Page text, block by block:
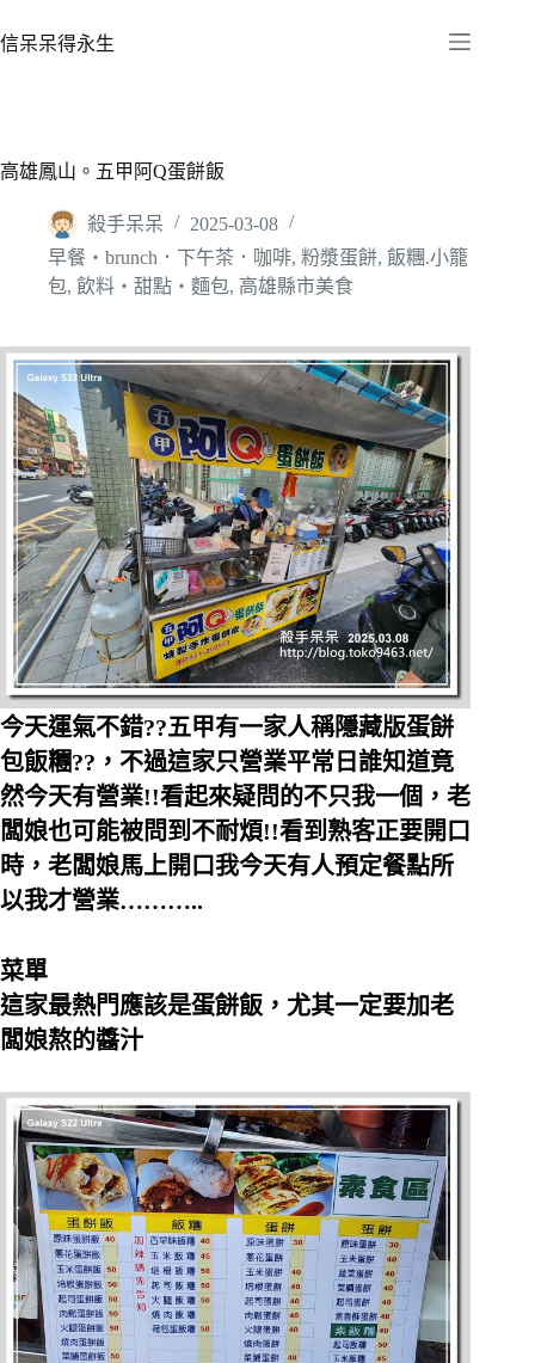
至
容
信呆呆得永生
高雄鳳山。五甲阿Q蛋餅飯
殺手呆呆
2025-03-08
早餐‧brunch．下午茶．咖啡, 粉漿蛋餅, 飯糰.小籠
包, 飲料‧甜點‧麵包, 高雄縣市美食
今天運氣不錯??五甲有一家人稱隱藏版蛋餅
包飯糰??，不過這家只營業平常日誰知道竟
然今天有營業!!看起來疑問的不只我一個，老
闆娘也可能被問到不耐煩!!看到熟客正要開口
時，老闆娘馬上開口我今天有人預定餐點所
以我才營業………..
菜單
這家最熱門應該是蛋餅飯，尤其一定要加老
闆娘熬的醬汁